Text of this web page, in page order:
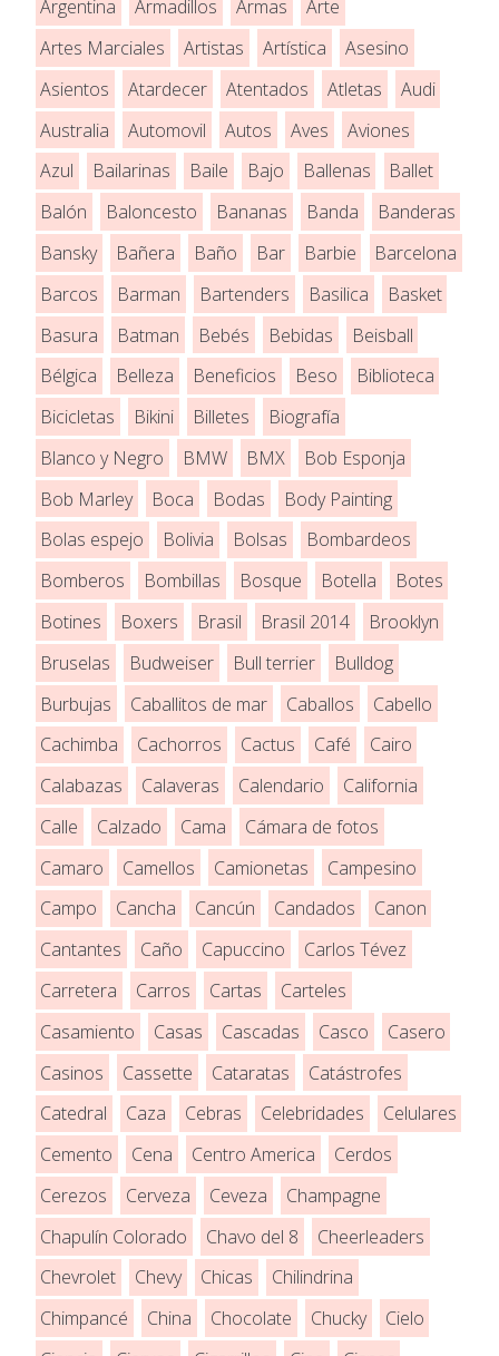
Argentina Armadillos Armas
Arte
Artes Marciales
Artistas Artística
Asesino
Asientos
Atardecer Atentados Atletas
Audi
Australia
Automovil Autos Aves
Aviones
Azul
Bailarinas Baile Bajo Ballenas
Ballet
Balón
Baloncesto Bananas Banda
Banderas
Bansky
Bañera Baño Bar Barbie
Barcelona
Barcos
Barman Bartenders Basilica
Basket
Basura
Batman Bebés Bebidas
Beisball
Bélgica
Belleza Beneficios Beso
Biblioteca
Bicicletas
Bikini Billetes
Biografía
Blanco y Negro
BMW BMX
Bob Esponja
Bob Marley
Boca Bodas
Body Painting
Bolas espejo
Bolivia Bolsas
Bombardeos
Bomberos
Bombillas Bosque Botella
Botes
Botines
Boxers Brasil Brasil 2014
Brooklyn
Bruselas
Budweiser Bull terrier
Bulldog
Burbujas
Caballitos de mar Caballos
Cabello
Cachimba
Cachorros Cactus Café
Cairo
Calabazas
Calaveras Calendario
California
Calle
Calzado Cama
Cámara de fotos
Camaro
Camellos Camionetas
Campesino
Campo
Cancha Cancún Candados
Canon
Cantantes
Caño Capuccino
Carlos Tévez
Carretera
Carros Cartas
Carteles
Casamiento
Casas Cascadas Casco
Casero
Casinos
Cassette Cataratas
Catástrofes
Catedral
Caza Cebras Celebridades
Celulares
Cemento
Cena Centro America
Cerdos
Cerezos
Cerveza Ceveza
Champagne
Chapulín Colorado
Chavo del 8
Cheerleaders
Chevrolet
Chevy Chicas
Chilindrina
Chimpancé
China Chocolate Chucky
Cielo